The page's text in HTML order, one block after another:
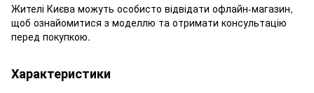
Жителі Києва можуть особисто відвідати офлайн-магазин,
щоб ознайомитися з моделлю та отримати консультацію
перед покупкою.
Характеристики